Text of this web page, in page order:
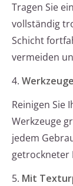
Tragen Sie
vollständig
Schicht
vermeiden
4.
Reinigen Sie
Werkzeuge
jedem
getrockneter
5. Mit